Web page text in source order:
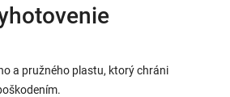
a pružného plastu, ktorý chráni